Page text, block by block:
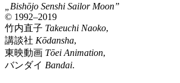
„Bishōjo Senshi Sailor Moon”
© 1992–2019
竹内直子 Takeuchi Naoko,
講談社 Kōdansha,
東映動画 Tōei Animation,
バンダイ Bandai.